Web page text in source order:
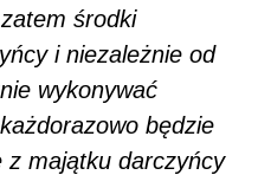
środki
i niezależnie od
wykonywać
będzie
z majątku darczyńcy